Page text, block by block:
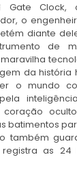
Gate
o
diante
de
da história
o mundo
batimentos
também
registra as